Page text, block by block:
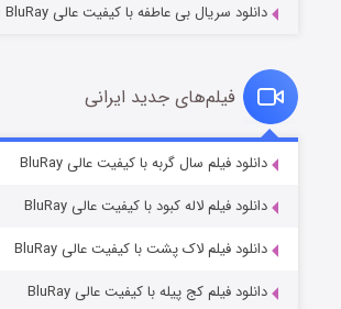
قسمت۷ (زیرنویس) منتشر شد
دانلود سریال بی عاطفه با کیفیت عالی 1080p BluRay
فیلم‌های جدید ایرانی
دانلود فیلم سال گربه با کیفیت عالی BluRay
دانلود فیلم لاله کبود با کیفیت عالی BluRay
دانلود فیلم لاک پشت با کیفیت عالی BluRay
دانلود فیلم کج‌ پیله با کیفیت عالی BluRay